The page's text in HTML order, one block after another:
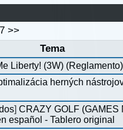
>>
Tema
Liberty! (3W) (Reglamento)
herných
]CRAZY GOLF (GAMES
español - Tablero original